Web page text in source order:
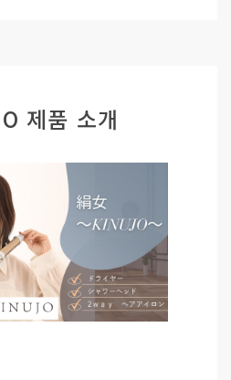
제품 소개